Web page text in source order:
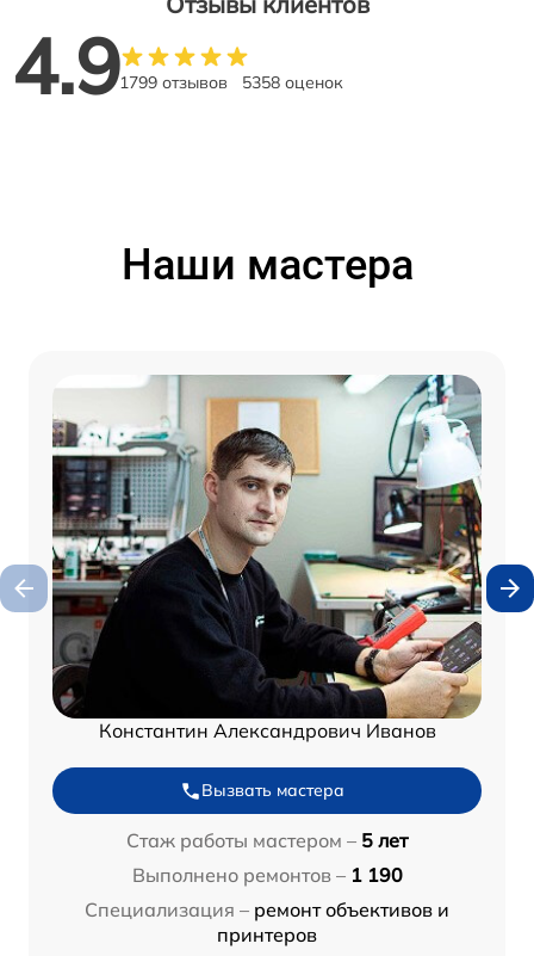
4.91799 отзывов 5358 оценок
Наши мастера
Константин Александрович Иванов
Вызвать мастера
Стаж работы мастером – 5 лет
Выполнено ремонтов – 1 190
Специализация – ремонт объективов и
принтеров